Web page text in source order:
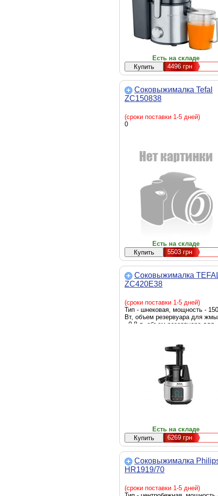
Есть на складе
4496 грн
Соковыжималка Tefal
ZC150838
(сроки поставки 1-5 дней)
0
Есть на складе
5503 грн
Соковыжималка
ZC420E38
(сроки поставки 1-5 дней)
Тип - шнековая, мощность - 150
Вт, объем резервуара для
- 0,8 л, объем резервуара для
Есть на складе
6269 грн
Соковыжималка
HR1919/70
(сроки поставки 1-5 дней)